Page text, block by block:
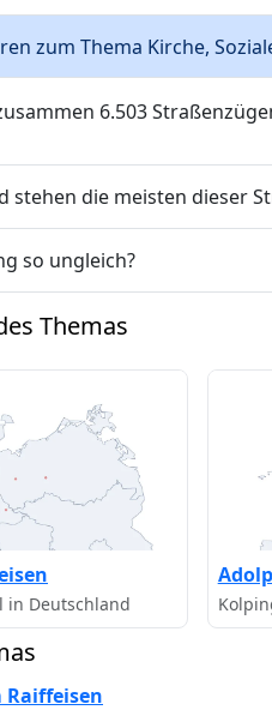
zum Thema Kirche,
6.503
stehen die meisten dieser
so ungleich?
Themas
in Deutschland